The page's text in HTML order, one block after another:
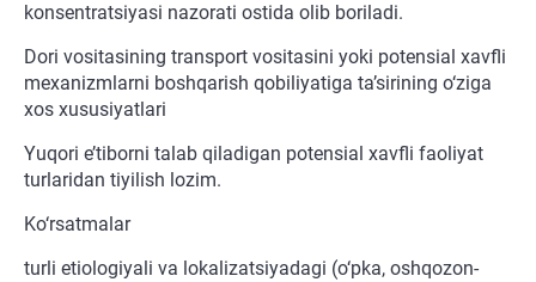
konsentratsiyasi nazorati ostida olib boriladi.
Dori vositasining transport vositasini yoki potensial xavfli
mexanizmlarni boshqarish qobiliyatiga ta’sirining o‘ziga
xos xususiyatlari
Yuqori e’tiborni talab qiladigan potensial xavfli faoliyat
turlaridan tiyilish lozim.
Ko‘rsatmalar
turli etiologiyali va lokalizatsiyadagi (o‘pka, oshqozon-